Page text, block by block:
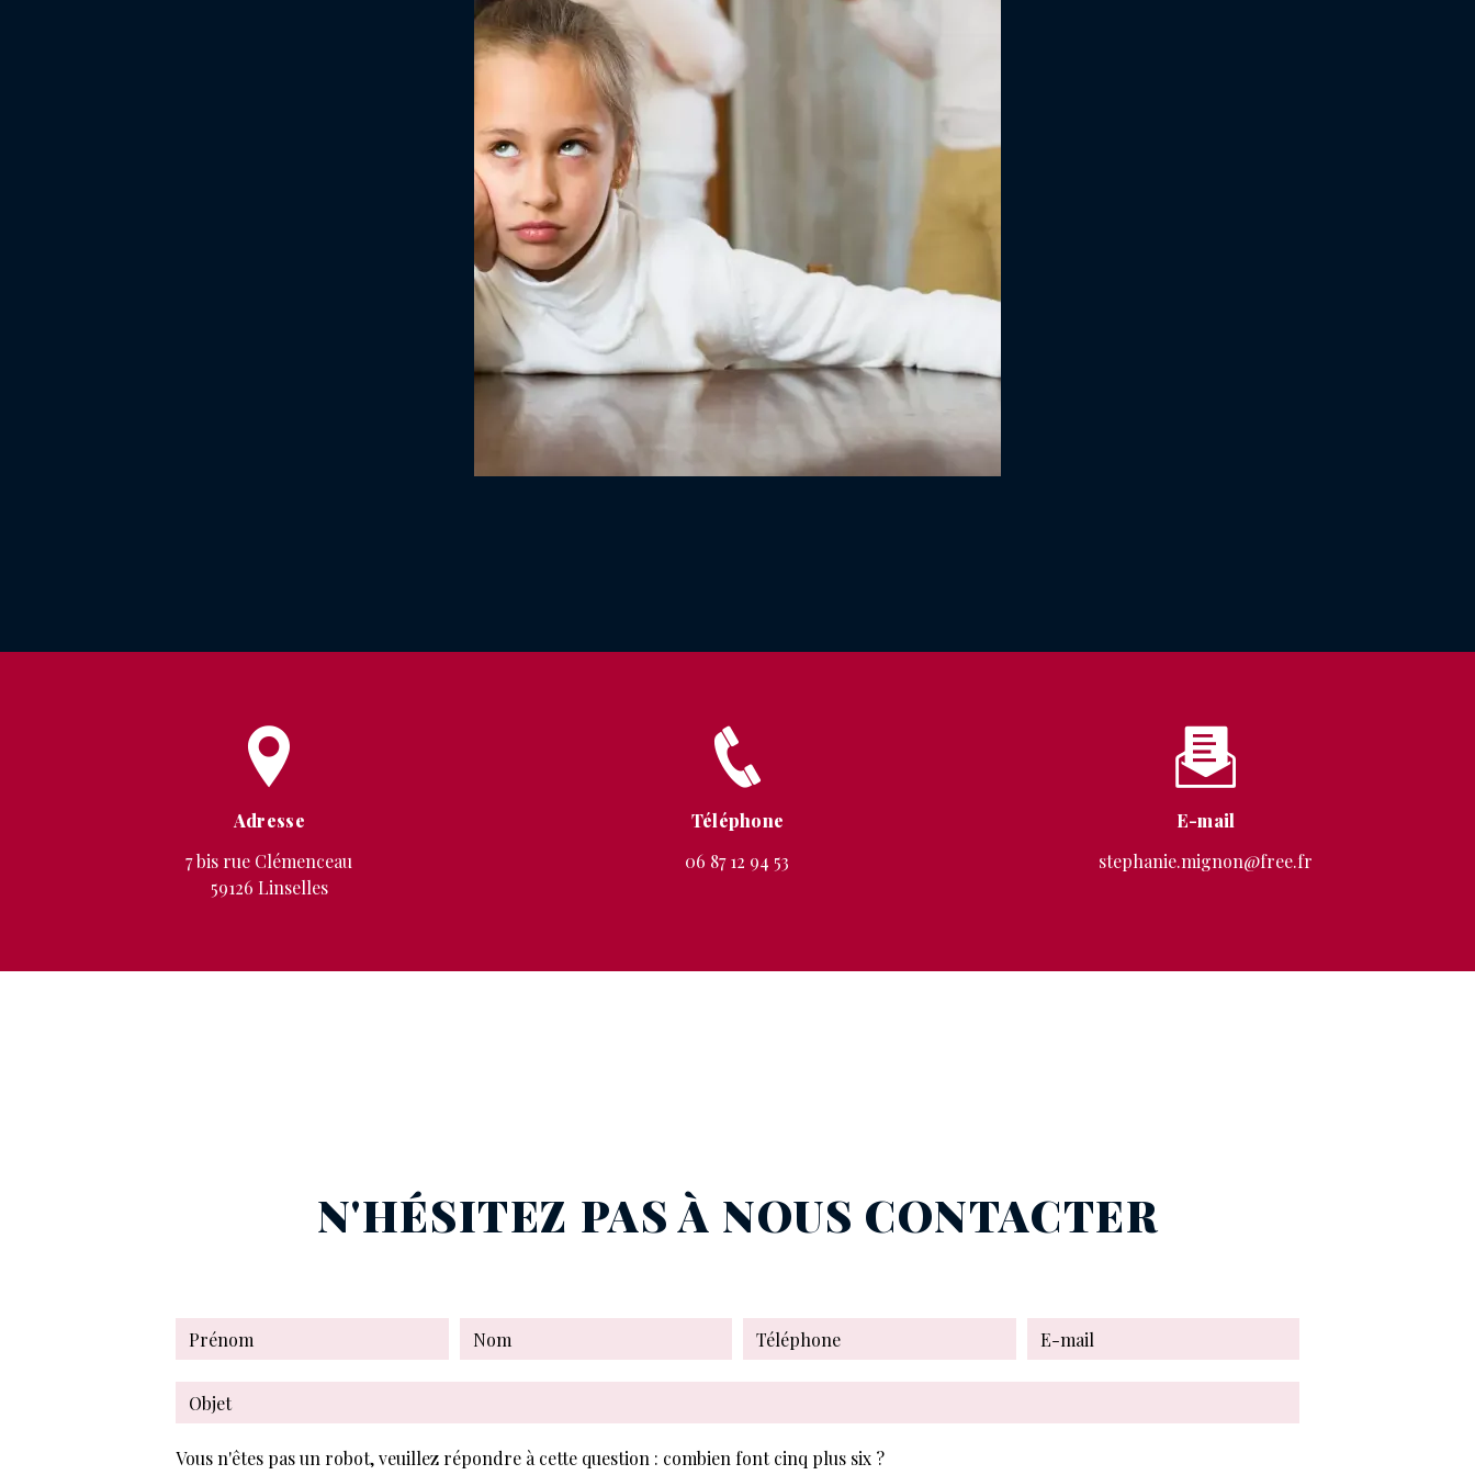
Adresse
7 bis rue Clémenceau
59126 Linselles
Téléphone
06 87 12 94 53
E-mail
stephanie.mignon@free.fr
N'HÉSITEZ PAS À NOUS CONTACTER
Vous n'êtes pas un robot, veuillez répondre à cette question : combien font cinq plus six ?